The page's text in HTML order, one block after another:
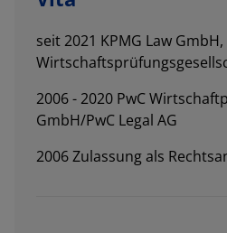
seit 2021 KPMG Law GmbH,
2006 - 2020 PwC
GmbH/PwC Legal AG
2006 Zulassung als